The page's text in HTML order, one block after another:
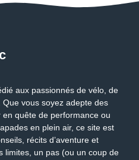
aux passionnés de vélo, de
vous soyez adepte des
quête de performance ou
en plein air, ce site est
récits d’aventure et
limites, un pas (ou un coup de